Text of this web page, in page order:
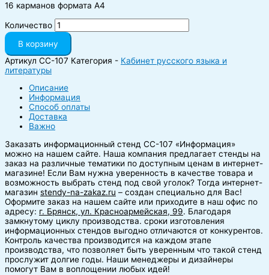
16 карманов формата А4
Количество
В корзину
Артикул CC-107 Категория - Кабинет русского языка и
литературы
Описание
Информация
Способ оплаты
Доставка
Важно
Заказать информационный стенд CC-107 «Информация»
можно на нашем сайте. Наша компания предлагает стенды на
заказ на различные тематики по доступным ценам в интернет-
магазине! Если Вам нужна уверенность в качестве товара и
возможность выбрать стенд под свой уголок? Тогда интернет-
магазин stendy-na-zakaz.ru – создан специально для Вас!
Оформите заказ на нашем сайте или приходите в наш офис по
адресу: г. Брянск, ул. Красноармейская, 99. Благодаря
замкнутому циклу производства. сроки изготовления
информационных стендов выгодно отличаются от конкурентов.
Контроль качества производится на каждом этапе
производства, что позволяет быть уверенным что такой стенд
прослужит долгие годы. Наши менеджеры и дизайнеры
помогут Вам в воплощении любых идей!